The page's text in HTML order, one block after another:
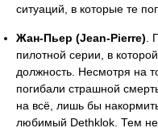
ситуаций, в которые те
Жан-Пьер (Jean-Pierre) .
пилотной серии, в
должность. Несмотря на
погибали страшной
на всё, лишь бы
любимый Dethklok. Тем